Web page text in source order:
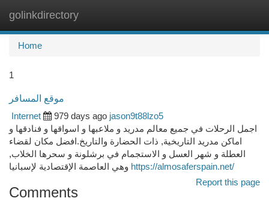
golinkdirectory
Home
1
موقع المسافر
Internet
979 days ago jason9t88lzo5
اجمل الرحلات في جميع معالم مدريد و ملاعبها و اسواقها و فنادقها و
اماكن مدريد التاريخية, ذات الحضارة والتاريخ.افضل مكان لقضاء
العطلة و شهر العسل و الاستجمام في برشلونة و سحرها الخلاب,
https://almosaferspain.net/
Report this page
Comments